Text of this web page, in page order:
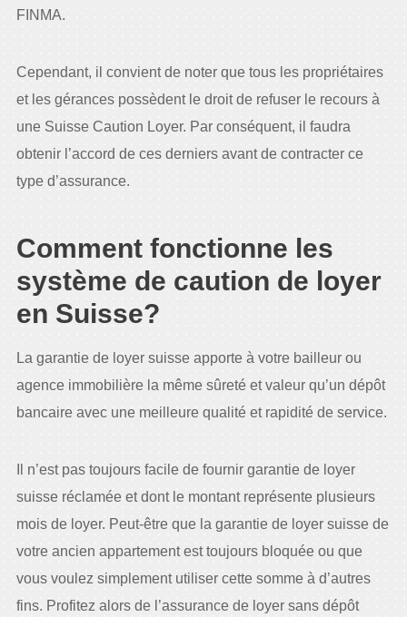
FINMA.
Cependant, il convient de noter que tous les propriétaires
et les gérances possèdent le droit de refuser le recours à
une Suisse Caution Loyer. Par conséquent, il faudra
obtenir l’accord de ces derniers avant de contracter ce
type d’assurance.
Comment fonctionne les
système de caution de loyer
en Suisse?
La garantie de loyer suisse apporte à votre bailleur ou
agence immobilière la même sûreté et valeur qu’un dépôt
bancaire avec une meilleure qualité et rapidité de service.
Il n’est pas toujours facile de fournir garantie de loyer
suisse réclamée et dont le montant représente plusieurs
mois de loyer. Peut-être que la garantie de loyer suisse de
votre ancien appartement est toujours bloquée ou que
vous voulez simplement utiliser cette somme à d’autres
fins. Profitez alors de l’assurance de loyer sans dépôt